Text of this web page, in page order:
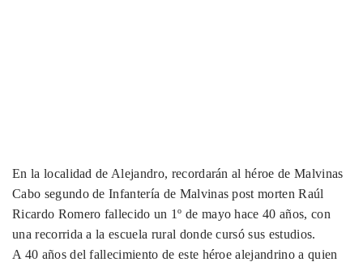
En la localidad de Alejandro, recordarán al héroe de Malvinas
Cabo segundo de Infantería de Malvinas post morten Raúl
Ricardo Romero fallecido un 1º de mayo hace 40 años, con
una recorrida a la escuela rural donde cursó sus estudios.
A 40 años del fallecimiento de este héroe alejandrino a quien